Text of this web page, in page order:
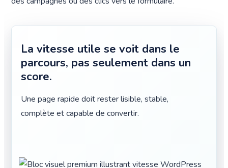
La vitesse utile se voit dans le
parcours, pas seulement dans un
score.
Une page rapide doit rester lisible, stable,
complète et capable de convertir.